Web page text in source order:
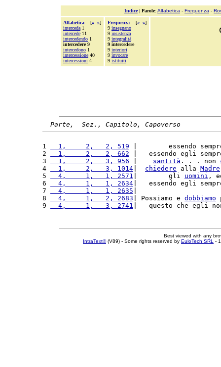
Indice| Parole: Alfabetica - Frequenza -
Alfabetica [« »]
interceda 1
intercede 11
intercedendo 1
intercedere 9
intercedono 1
intercessione 40
intercessioni 4
Frequenza [« »]
9 insegnano
9 insistenza
9 integralità
9 intercedere
9 interiori
9 invocare
9 istituiti
Parte,  Sez., Capitolo, Capoverso
1
  1,     2,   2, 519
|        essendo
2
  1,     2,   2, 662
|   essendo egli
3
  1,     2,   3, 956
santità . . . non
4
  1,     2,   3, 1014
chiedere alla Madre
5
  4,     1,   1, 2571
|        gli uomini ,
6
  4,     1,   1, 2634
|   essendo egli
7
  4,     1,   1, 2635
8
  4,     1,   2, 2683
| Possiamo e dobbiamo
9
  4,     1,   3, 2741
|   questo che egli
Best viewed with any
IntraText®(V89) - Some rights reserved by EuloTech SRL -